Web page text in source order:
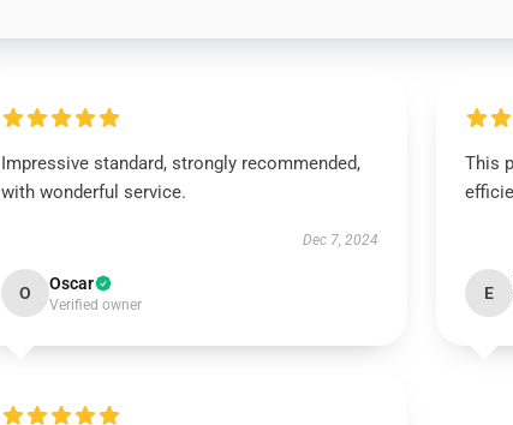
Impressive standard, strongly recommended,
with wonderful service.
Dec 7, 2024
O Oscar
Verified owner
This
E